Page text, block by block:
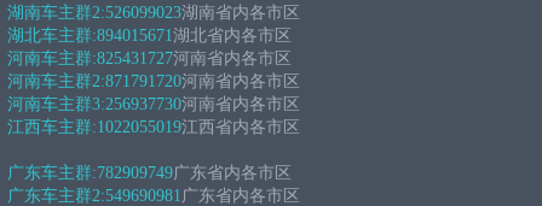
湖南车主群2:526099023湖南省内各市区
湖北车主群:894015671湖北省内各市区
河南车主群:825431727河南省内各市区
河南车主群2:871791720河南省内各市区
河南车主群3:256937730河南省内各市区
江西车主群:1022055019江西省内各市区
广东车主群:782909749广东省内各市区
广东车主群2:549690981广东省内各市区